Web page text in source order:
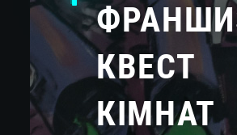
КВЕСТ
КІМНАТ